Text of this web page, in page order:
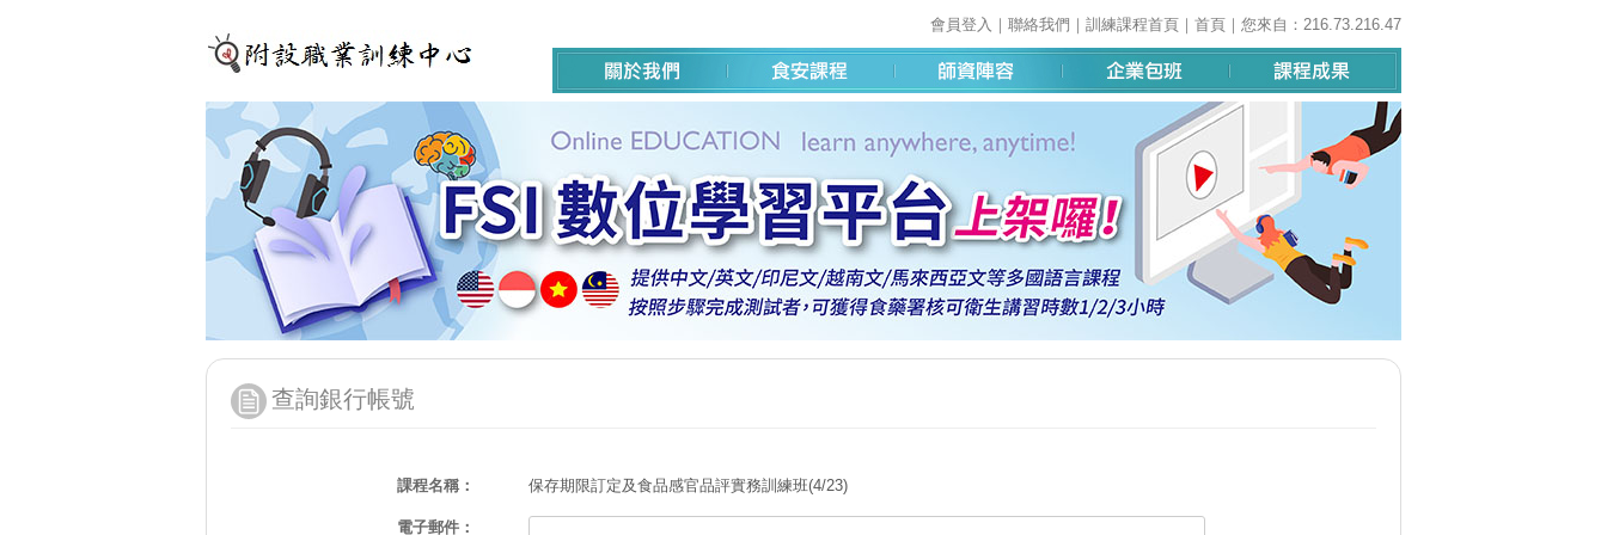
會員登入 ｜ 聯絡我們 ｜ 訓練課程首頁 ｜ 首頁 ｜您來自：216.73.216.47
查詢銀行帳號
課程名稱： 保存期限訂定及食品感官品評實務訓練班(4/23)
電子郵件：